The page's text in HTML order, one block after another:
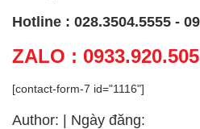
Hotline : 028.3504.5555 -
ZALO : 0933.920.505
[contact-form-7 id="1116"]
Author: | Ngày đăng: